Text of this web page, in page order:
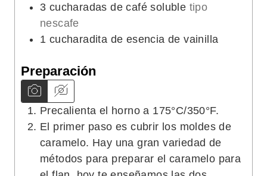
3 cucharadas de café soluble tipo
nescafe
1 cucharadita de esencia de vainilla
Preparación
Precalienta el horno a 175°C/350°F.
El primer paso es cubrir los moldes de
caramelo. Hay una gran variedad de
métodos para preparar el caramelo para